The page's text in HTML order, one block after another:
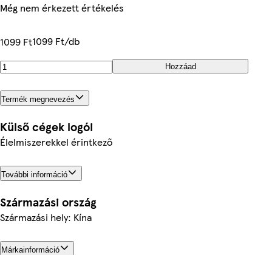
Még nem érkezett értékelés
1099 Ft1099 Ft/db
Hozzáad
Termék megnevezés
Külső cégek logói
Élelmiszerekkel érintkező
További információ
Származási ország
Származási hely: Kína
Márkainformáció